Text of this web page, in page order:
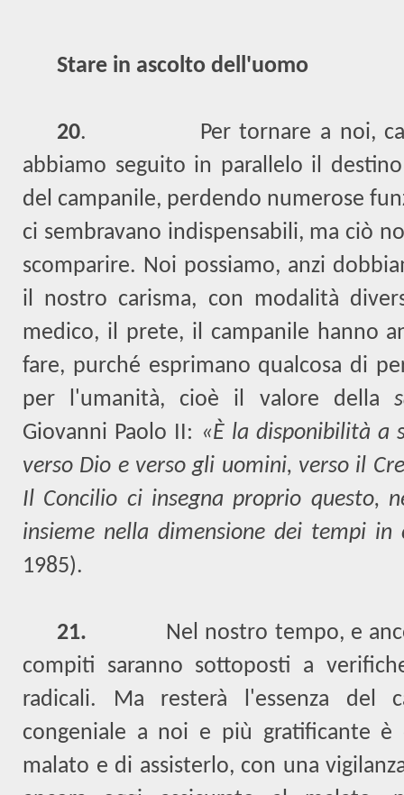
Stare in ascolto dell'uomo
20.
Per tornare a noi,
abbiamo seguito in parallelo il
del campanile, perdendo numerose
ci sembravano indispensabili, ma ciò
scomparire. Noi possiamo, anzi
il nostro carisma, con modalità
medico, il prete, il campanile hanno
fare, purché esprimano qualcosa di
per l'umanità, cioè il valore della
Giovanni Paolo II: «È la disponibilità a
verso Dio e verso gli uomini, verso il
Il Concilio ci insegna proprio questo,
insieme nella dimensione dei tempi in
1985).
21.
Nel nostro tempo, e
compiti saranno sottoposti a
radicali. Ma resterà l'essenza del
congeniale a noi e più gratificante
malato e di assisterlo, con una